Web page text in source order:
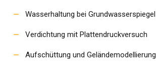
Wasserhaltung bei Grundwasserspiegel
Verdichtung mit Plattendruckversuch
Aufschüttung und Geländemodellierung